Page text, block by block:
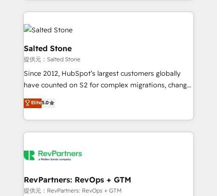
we de-risk complex CRM programmes and
accelerate ROI across every HubSpot Hub. 🧭 From
multi-region migrations to AI-powered automation,
we turn complexity into clarity, human at global
scale. 🏆 HubSpot’s CEO called us “the partner of the
future.” Others agree it is proof of trust built through
measurable impact.
Salted Stone
提供元：Salted Stone
Since 2012, HubSpot’s largest customers globally
have counted on S2 for complex migrations, change
management, systems integration, and creative
solutions that deliver measurable impact and
transform brand experiences As one of the few full-
service creative agencies in the HubSpot
winning design to build scalable, globally
marketing campaigns, & RevOps frameworks that
fuel long-term success We connect the entire
Elite5.0
RevPartners: RevOps + GTM
提供元：RevPartners: RevOps + GTM